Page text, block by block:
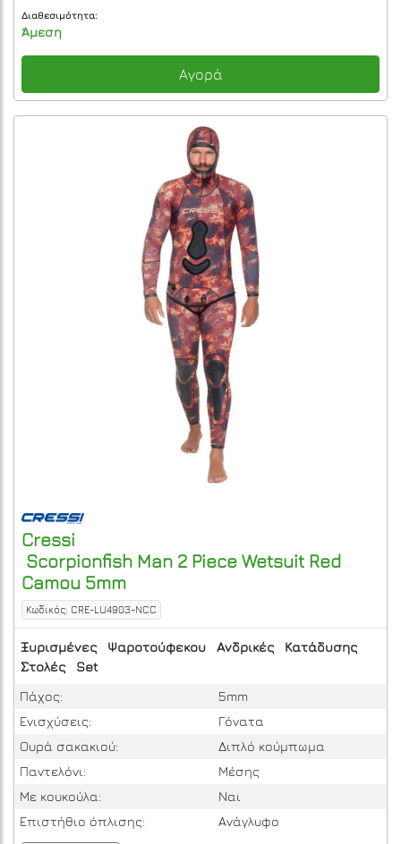
Διαθεσιμότητα:
Άμεση
Αγορά
Cressi
Scorpionfish Man 2 Piece Wetsuit Red
Camou 5mm
Κωδικός: CRE-LU4903-NCC
Ξυρισμένες Ψαροτούφεκου Ανδρικές
Κατάδυσης
Στολές
Set
Πάχος:
5mm
Ενισχύσεις:
Γόνατα
Ουρά σακακιού:
Διπλό κούμπωμα
Παντελόνι:
Μέσης
Με κουκούλα:
Ναι
Επιστήθιο όπλισης:
Ανάγλυφο